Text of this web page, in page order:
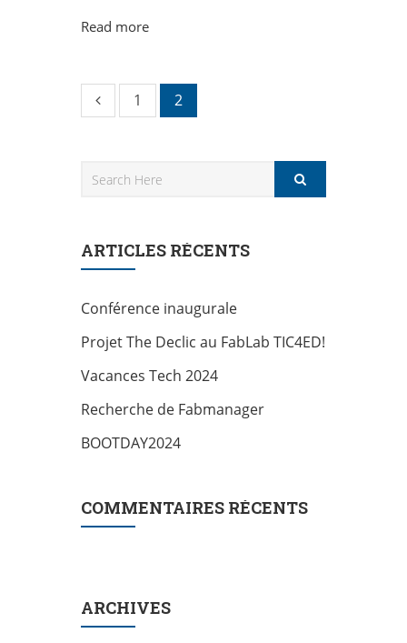
Read more
Pagination
publications
1 2
ARTICLES RÉCENTS
Conférence inaugurale
Projet The Declic au FabLab TIC4ED!
Vacances Tech 2024
Recherche de Fabmanager
BOOTDAY2024
COMMENTAIRES RÉCENTS
ARCHIVES